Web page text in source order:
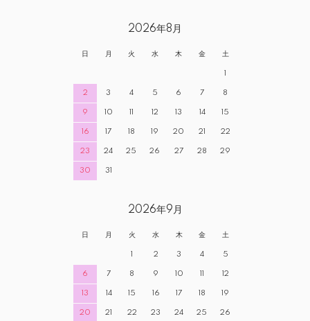
2026年8月
日 月 火 水 木 金 土
1
2 3 4 5 6 7 8
9 10 11 12 13 14 15
16 17 18 19 20 21 22
23 24 25 26 27 28 29
30 31
2026年9月
日 月 火 水 木 金 土
1 2 3 4 5
6 7 8 9 10 11 12
13 14 15 16 17 18 19
20 21 22 23 24 25 26